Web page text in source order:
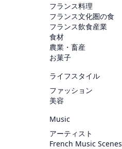
フランス料理
フランス文化圏の食
フランス飲食産業
食材
農業・畜産
お菓子
ライフスタイル
ファッション
美容
Music
アーティスト
French Music Scenes